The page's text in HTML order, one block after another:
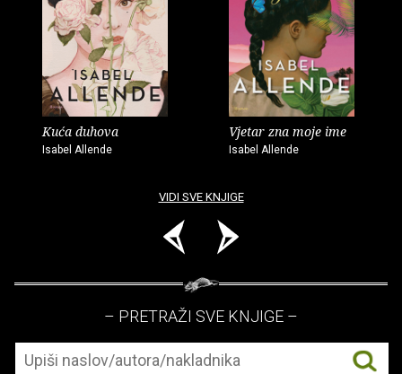
Kuća duhova
Isabel Allende
Vjetar zna moje ime
Isabel Allende
VIDI SVE KNJIGE
– PRETRAŽI SVE KNJIGE –